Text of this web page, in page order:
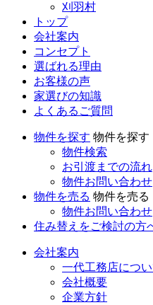
刈羽村
トップ
会社案内
コンセプト
選ばれる理由
お客様の声
家選びの知識
よくあるご質問
物件を探す 物件を探す
物件検索
お引渡までの流れ
物件お問い合わせ
物件を売る 物件を売る
物件お問い合わせ
住み替えをご検討の方
会社案内
一代工務店につ
会社概要
企業方針